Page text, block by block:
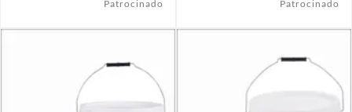
Patrocinado Patrocinado